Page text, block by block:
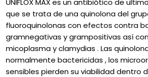
UNIFLOX MAX es un antibiótico de
que se trata de una quinolona del
fluoroquinolonas con efectos contra
gramnegativas y grampositivas así
micoplasma y clamydias . Las
normalmente bactericidas , los
sensibles pierden su viabilidad dentro